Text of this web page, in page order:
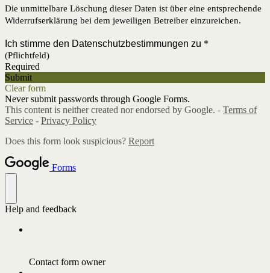
Die unmittelbare Löschung dieser Daten ist über eine entsprechende
Widerrufserklärung bei dem jeweiligen Betreiber einzureichen.
Ich stimme den Datenschutzbestimmungen zu *
(Pflichtfeld)
Required
Submit
Clear form
Never submit passwords through Google Forms.
This content is neither created nor endorsed by Google. - Terms of
Service - Privacy Policy
Does this form look suspicious? Report
Forms
Help and feedback
Contact form owner